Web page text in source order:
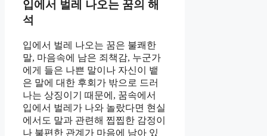
입에서 벌레 나오는 꿈의 해
석
입에서 벌레 나오는 꿈은 불쾌한
말, 마음속에 남은 죄책감, 누군가
에게 들은 나쁜 말이나 자신이 뱉
은 말에 대한 후회가 밖으로 드러
나는 상징이기 때문에, 꿈속에서
입에서 벌레가 나와 놀랐다면 현실
에서도 말과 관련해 찝찝한 감정이
나 불편한 관계가 마음에 남아 있